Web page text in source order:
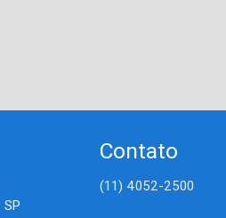
Contato
(11) 4052-2500